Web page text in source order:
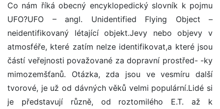
Co nám říká obecný encyklopedický slovník k pojmu
UFO?UFO – angl. Unidentified Flying Object –
neidentifikovaný létající objekt.Jevy nebo objevy v
atmosféře, které zatím nelze identifikovat,a které jsou
částí veřejnosti považované za dopravní prostřed- -ky
mimozemšťanů. Otázka, zda jsou ve vesmíru další
tvorové, je už od dávných věků velmi populární.Lidé si
je představují různě, od roztomilého E.T. až k